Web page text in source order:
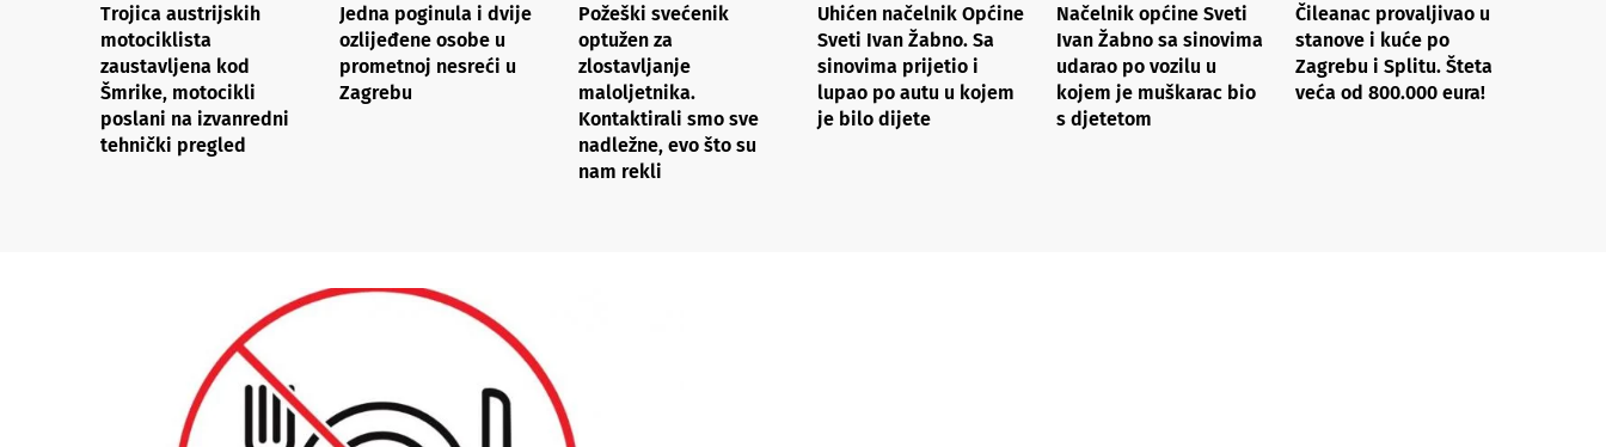
Trojica austrijskih
motociklista
zaustavljena kod
Šmrike, motocikli
poslani na izvanredni
tehnički pregled
Jedna poginula i dvije
ozlijeđene osobe u
prometnoj nesreći u
Zagrebu
Požeški svećenik
optužen za
zlostavljanje
maloljetnika.
Kontaktirali smo sve
nadležne, evo što su
nam rekli
Uhićen načelnik Općine
Sveti Ivan Žabno. Sa
sinovima prijetio i
lupao po autu u kojem
je bilo dijete
Načelnik općine Sveti
Ivan Žabno sa sinovima
udarao po vozilu u
kojem je muškarac bio
s djetetom
Čileanac provaljivao u
stanove i kuće po
Zagrebu i Splitu. Šteta
veća od 800.000 eura!